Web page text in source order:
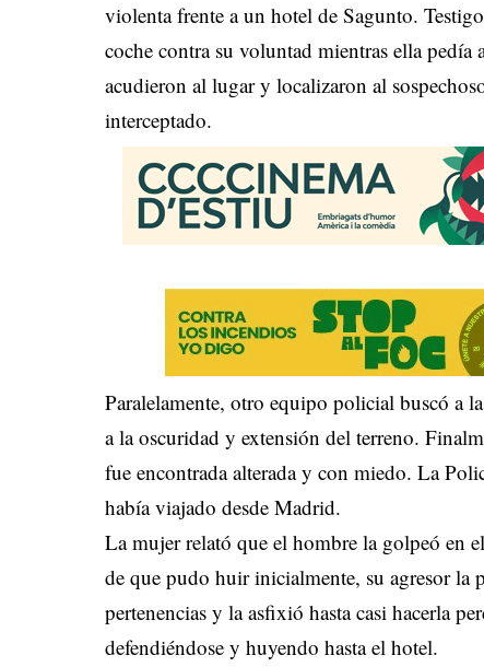
violenta frente a un hotel de Sagunto.
coche contra su voluntad mientras ella
acudieron al lugar y localizaron al
interceptado.
Paralelamente, otro equipo policial buscó a
a la oscuridad y extensión del terreno.
fue encontrada alterada y con miedo. La
había viajado desde Madrid.
La mujer relató que el hombre la golpeó en
de que pudo huir inicialmente, su agresor la
pertenencias y la asfixió hasta casi hacerla
defendiéndose y huyendo hasta el hotel.